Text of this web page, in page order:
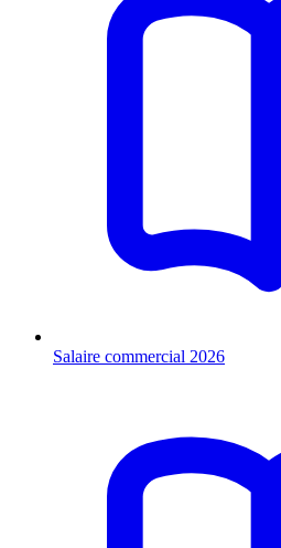
Salaire commercial 2026